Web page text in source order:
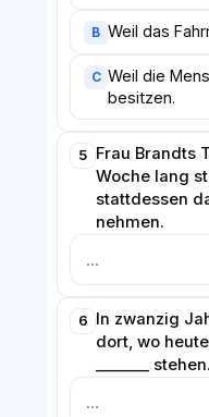
B Weil das
C Weil die
besitzen.
5 Frau Brandts
Woche lang
stattdessen
nehmen.
6 In zwanzig
dort, wo
_______ stehen.